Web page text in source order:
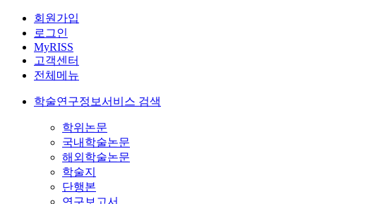
회원가입
로그인
MyRISS
고객센터
전체메뉴
학술연구정보서비스 검색
학위논문
국내학술논문
해외학술논문
학술지
단행본
연구보고서